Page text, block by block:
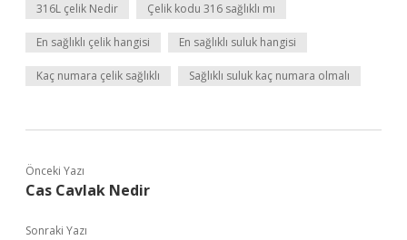
316L çelik Nedir Çelik kodu 316 sağlıklı mı
En sağlıklı çelik hangisi En sağlıklı suluk hangisi
Kaç numara çelik sağlıklı Sağlıklı suluk kaç numara olmalı
Önceki Yazı
Cas Cavlak Nedir
Sonraki Yazı